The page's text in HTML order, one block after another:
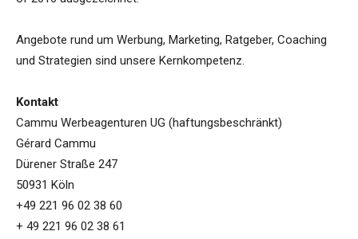
Angebote rund um Werbung, Marketing, Ratgeber, Coaching
und Strategien sind unsere Kernkompetenz.
Kontakt
Cammu Werbeagenturen UG (haftungsbeschränkt)
Gérard Cammu
Dürener Straße 247
50931 Köln
+49 221 96 02 38 60
+ 49 221 96 02 38 61